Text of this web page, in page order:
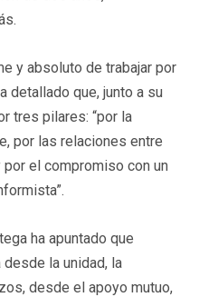
y absoluto de trabajar por
detallado que, junto a su
tres pilares: “por la
por las relaciones entre
el compromiso con un
ha apuntado que
desde la unidad, la
desde el apoyo mutuo,